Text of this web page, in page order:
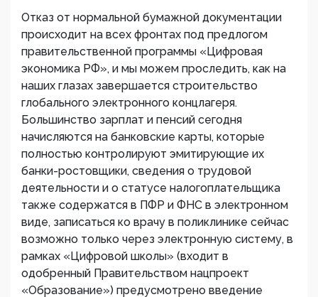
Отказ от нормальной бумажной документации
происходит на всех фронтах под предлогом
правительственной программы «Цифровая
экономика РФ», и мы можем проследить, как на
наших глазах завершается строительство
глобального электронного концлагеря.
Большинство зарплат и пенсий сегодня
начисляются на банковские карты, которые
полностью контролируют эмитирующие их
банки-ростовщики, сведения о трудовой
деятельности и о статусе налогоплательщика
также содержатся в ПФР и ФНС в электронном
виде, записаться ко врачу в поликлинике сейчас
возможно только через электронную систему, в
рамках «Цифровой школы» (входит в
одобренный Правительством нацпроект
«Образование») предусмотрено введение